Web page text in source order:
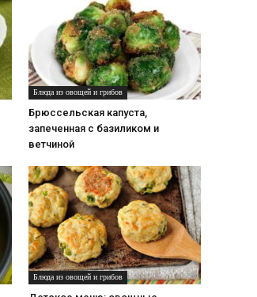
Блюда из овощей и грибов
Брюссельская капуста,
запеченная с базиликом и
ветчиной
Блюда из овощей и грибов